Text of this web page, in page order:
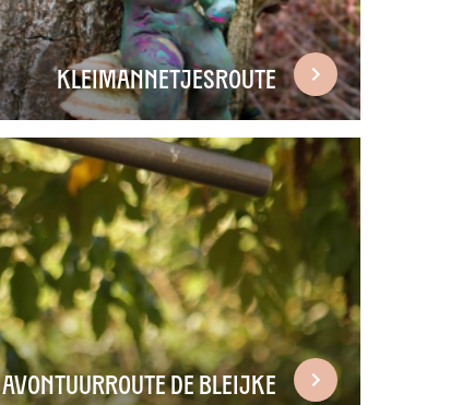
Kleimannetjesroute
Avontuurroute De Bleijke